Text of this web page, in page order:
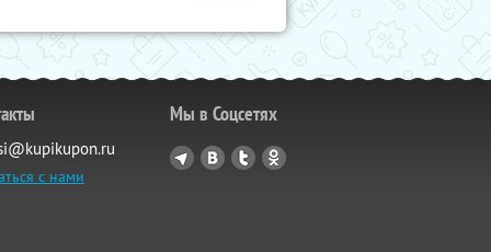
с нами
Мы в Соцсетях